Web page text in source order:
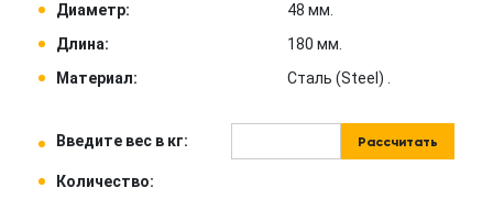
Диаметр:
48 мм.
Длина:
180 мм.
Материал:
Сталь (Steel) .
Введите вес в кг: Рассчитать
Количество: